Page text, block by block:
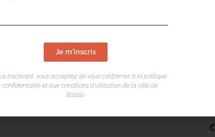
décidé de s’associer au Clubhouse
concernées par un trouble
du 21e siècle. Alors on vous attend
Je m'inscris
inscrivant, vous acceptez de vous conformer à la politique
confidentialité et aux conditions d’utilisation de la Ville de
Bastia.